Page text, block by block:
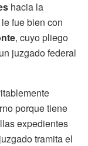
hacia la
fue bien con
, cuyo pliego
juzgado federal
porque tiene
expedientes
tramita el